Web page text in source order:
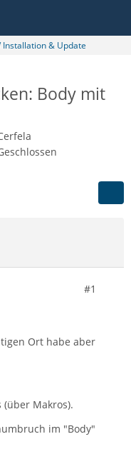
& Update
Body mit
#1
Ort habe aber
(über Makros).
im "Body"